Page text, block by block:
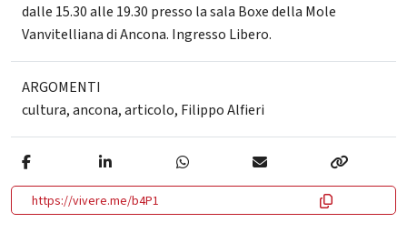
dalle 15.30 alle 19.30 presso la sala Boxe della Mole
Vanvitelliana di Ancona. Ingresso Libero.
ARGOMENTI
cultura,ancona,articolo, Filippo Alfieri
https://vivere.me/b4P1